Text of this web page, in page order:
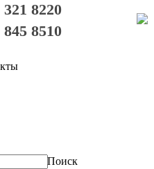
321 8220
845 8510
Поиск